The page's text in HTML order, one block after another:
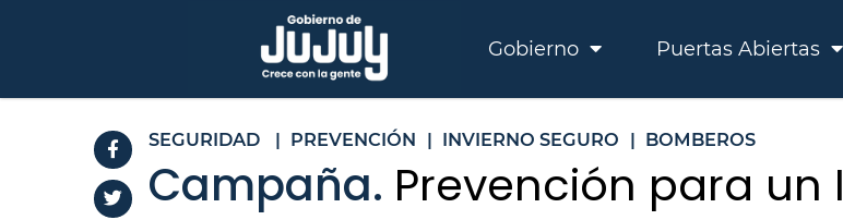
Gobierno Puertas Abiertas
SEGURIDAD | PREVENCIÓN | INVIERNO SEGURO | BOMBEROS
Campaña. Prevención para un